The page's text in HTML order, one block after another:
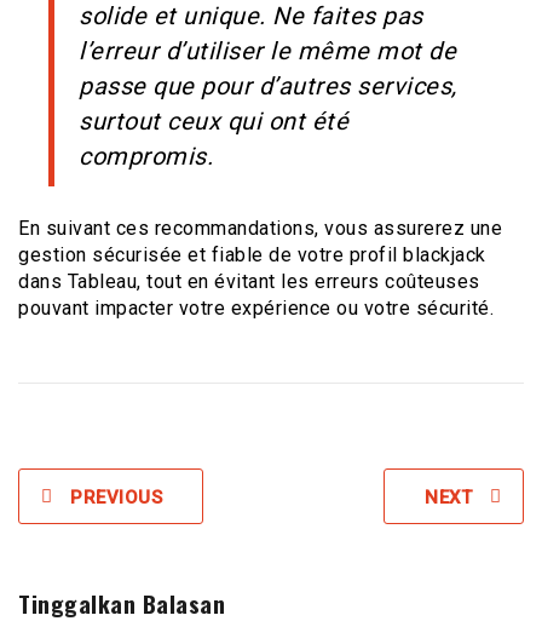
solide et unique. Ne faites pas
l’erreur d’utiliser le même mot de
passe que pour d’autres services,
surtout ceux qui ont été
compromis.
En suivant ces recommandations, vous assurerez une
gestion sécurisée et fiable de votre profil blackjack
dans Tableau, tout en évitant les erreurs coûteuses
pouvant impacter votre expérience ou votre sécurité.
PREVIOUS NEXT
Tinggalkan Balasan